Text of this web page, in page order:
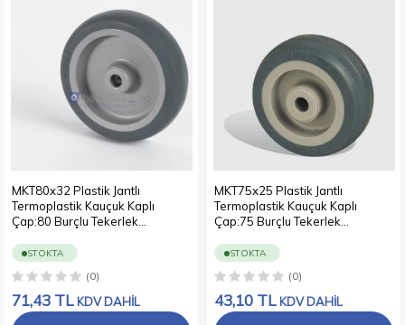
MKT80x32 Plastik Jantlı
Termoplastik Kauçuk Kaplı
Çap:80 Burçlu Tekerlek
STOKTA
(0)
71,43 TL KDV DAHİL
MKT75x25 Plastik Jantlı
Termoplastik Kauçuk Kaplı
Çap:75 Burçlu Tekerlek
STOKTA
(0)
43,10 TL KDV DAHİL